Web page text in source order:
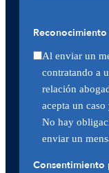
Reconocimiento
Al enviar un
contratando a
relación
acepta un
No hay
enviar un
Consentimiento